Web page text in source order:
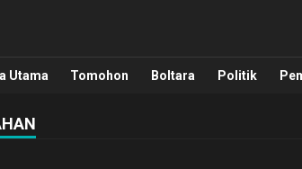
Kawanua, Politik, Pemerintahan,
Utama Tomohon Boltara Politik